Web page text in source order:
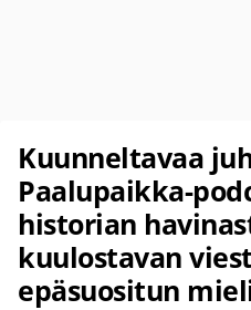
Kuunneltavaa
Paalupaikka-
historian
kuulostavan
epäsuositun